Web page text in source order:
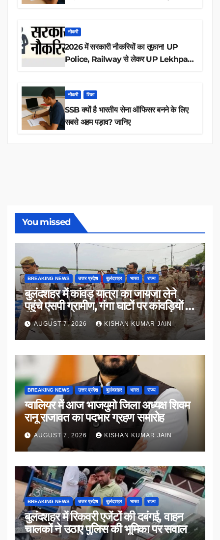
नौकरी
2026 में सरकारी नौकरियों का तूफान! UP
Police, Railway से लेकर UP Lekhpal
नौकरी शिक्षा
SSB क्यों है भारतीय सेना ऑफिसर बनने के लिए
सबसे अहम पड़ाव? जानिए
You missed
BREAKING NEWS उत्तर प्रदेश बुलंदशहर भारत राज्य
बुलंदशहर में कांवड़ यात्रा का जायजा लेने
पहुंचे एसपी ग्रामीण, गंगा घाटों पर कांवड़ियों से
किया संवाद
AUGUST 7, 2026 KISHAN KUMAR JAIN
BREAKING NEWS उत्तर प्रदेश बुलंदशहर भारत राज्य
ग्वालियर में आज भाजयुमो जिला अध्यक्ष शिवम
रानू राजावत का पदभार ग्रहण समारोह
AUGUST 7, 2026 KISHAN KUMAR JAIN
BREAKING NEWS उत्तर प्रदेश बुलंदशहर भारत राज्य
बुलंदशहर में रिकवरी एजेंटों की दबंगई, वाहन
चालकों ने उठाए पुलिस की भूमिका पर सवाल